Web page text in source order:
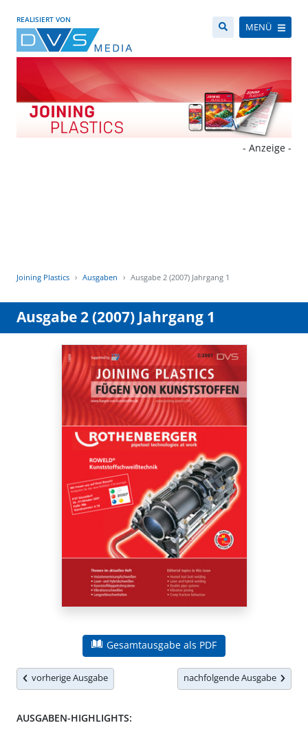
REALISIERT VON
MENÜ
- Anzeige -
Joining Plastics Ausgaben Ausgabe 2 (2007) Jahrgang 1
Ausgabe 2 (2007) Jahrgang 1
Gesamtausgabe als PDF
vorherige Ausgabe nachfolgende Ausgabe
AUSGABEN-HIGHLIGHTS: